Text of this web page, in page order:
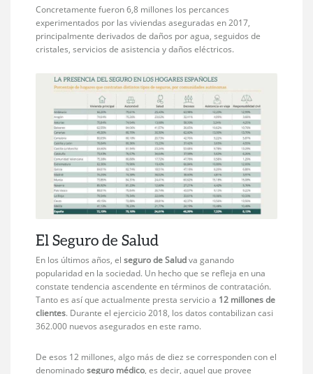
Concretamente fueron 6,8 millones los percances
experimentados por las viviendas aseguradas en 2017,
principalmente derivados de daños por agua, seguidos de
cristales, servicios de asistencia y daños eléctricos.
El Seguro de Salud
En los últimos años, elseguro de Saludva ganando
popularidad en la sociedad. Un hecho que se refleja en una
constate tendencia ascendente en términos de contratación.
Tanto es así que actualmente presta servicio a 12 millones de
clientes. Durante el ejercicio 2018, los datos contabilizan casi
362.000 nuevos asegurados en este ramo.
De esos 12 millones, algo más de diez se corresponden con el
denominadoseguro médico, es decir, aquel que provee